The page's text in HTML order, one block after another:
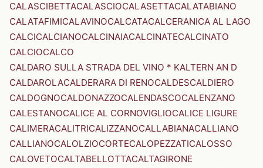
CALASCIBETTACALASCIOCALASETTACALATABIANO
CALATAFIMICALAVINOCALCATACALCERANICA AL LAGO
CALCICALCIANOCALCINAIACALCINATECALCINATO
CALCIOCALCO
CALDARO SULLA STRADA DEL VINO * KALTERN AN D
CALDAROLACALDERARA DI RENOCALDESCALDIERO
CALDOGNOCALDONAZZOCALENDASCOCALENZANO
CALESTANOCALICE AL CORNOVIGLIOCALICE LIGURE
CALIMERACALITRICALIZZANOCALLABIANACALLIANO
CALLIANOCALOLZIOCORTECALOPEZZATICALOSSO
CALOVETOCALTABELLOTTACALTAGIRONE